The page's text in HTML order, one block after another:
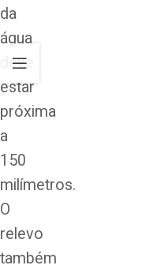
da
água
deve
estar
próxima
a
150
milímetros.
O
relevo
também